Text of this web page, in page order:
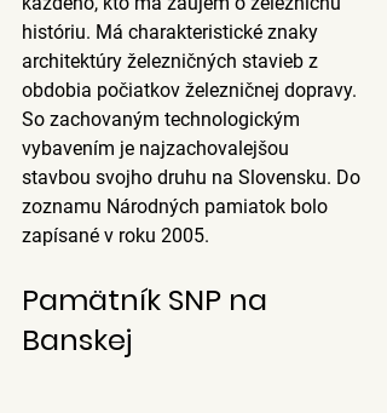
históriu. Má charakteristické znaky
architektúry železničných stavieb z
obdobia počiatkov železničnej dopravy.
So zachovaným technologickým
vybavením je najzachovalejšou
stavbou svojho druhu na Slovensku. Do
zoznamu Národných pamiatok bolo
zapísané v roku 2005.
Pamätník SNP na
Banskej